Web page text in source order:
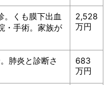
。くも膜下出血
・手術。家族が
2,528
万円
肺炎と診断さ
683
万円